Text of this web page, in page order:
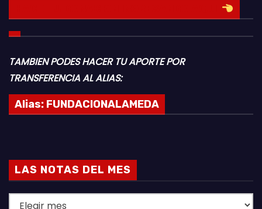
TAMBIEN PODES HACER TU APORTE POR
TRANSFERENCIA AL ALIAS:
Alias: FUNDACIONALAMEDA
LAS NOTAS DEL MES